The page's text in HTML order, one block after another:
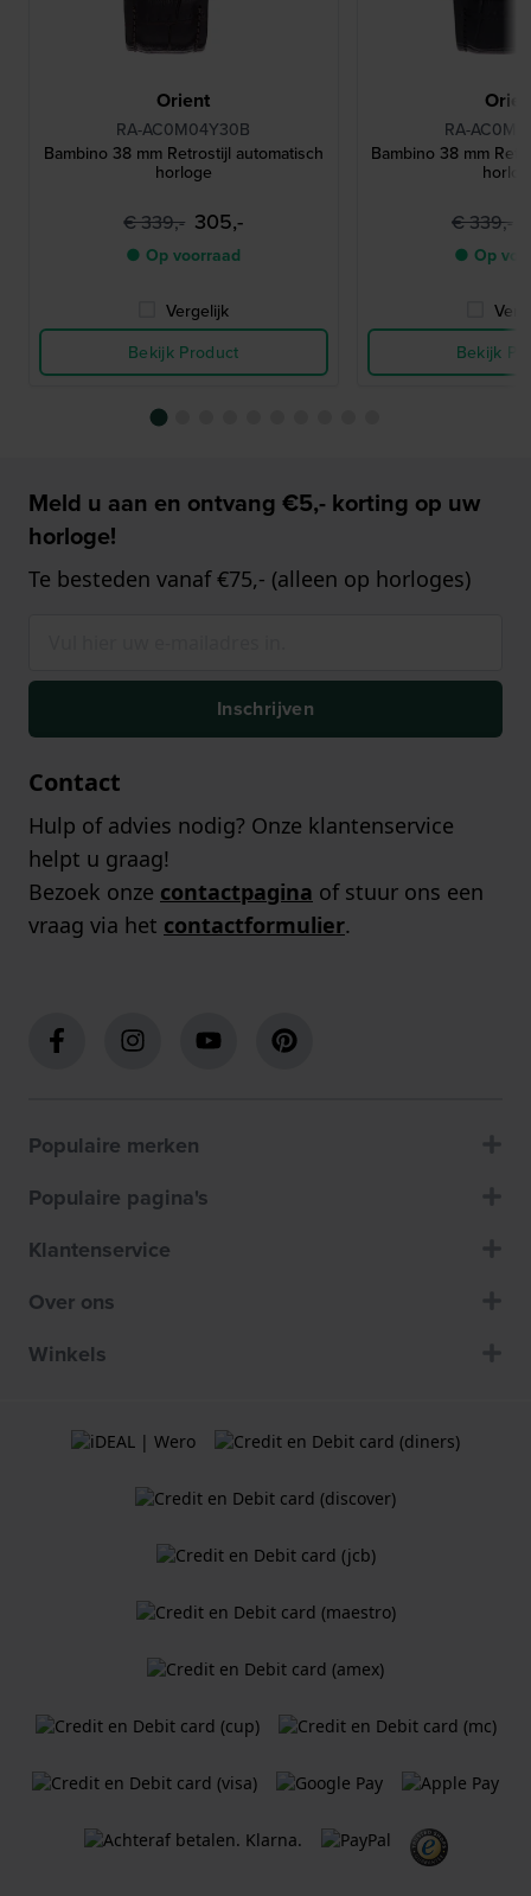
Orient
RA-AC0M04Y30B
Bambino 38 mm Retrostijl automatisch
horloge
€ 339,- 305,-
● Op voorraad
Vergelijk
Bekijk Product
RA-
Bambino 38 mm
€ 339,-
● Op
Bekijk
Meld u aan en ontvang €5,- korting op uw
horloge!
Te besteden vanaf €75,- (alleen op horloges)
Inschrijven
Contact
Hulp of advies nodig? Onze klantenservice
helpt u graag!
Bezoek onze contactpagina of stuur ons een
vraag via het contactformulier.
Populaire merken
Populaire pagina's
Klantenservice
Over ons
Winkels